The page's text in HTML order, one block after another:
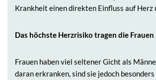
Krankheit einen direkten Einfluss auf Herz
Das höchste Herzrisiko tragen die Frauen
Frauen haben viel seltener Gicht als
daran erkranken, sind sie jedoch